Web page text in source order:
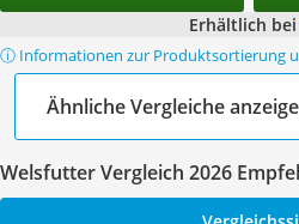
Erhältlich bei
ⓘ Informationen zur Produktsortierung
Ähnliche Vergleiche
Welsfutter Vergleich 2026